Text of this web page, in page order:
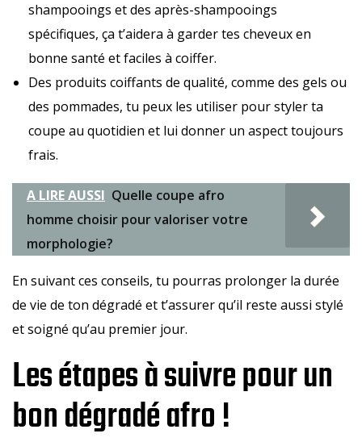
shampooings et des après-shampooings
spécifiques, ça t’aidera à garder tes cheveux en
bonne santé et faciles à coiffer.
Des produits coiffants de qualité, comme des gels ou
des pommades, tu peux les utiliser pour styler ta
coupe au quotidien et lui donner un aspect toujours
frais.
A LIRE AUSSI Quelle coupe afro
homme choisir pour valoriser votre
morphologie?
En suivant ces conseils, tu pourras prolonger la durée
de vie de ton dégradé et t’assurer qu’il reste aussi stylé
et soigné qu’au premier jour.
Les étapes à suivre pour un
bon dégradé afro !